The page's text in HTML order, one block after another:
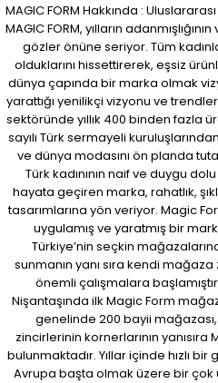
MAGIC FORM Hakkında :
MAGIC FORM, yılların
gözler önüne seriyor. Tüm
olduklarını hissettirerek, eşsiz
dünya çapında bir marka olmak
yarattığı yenilikçi vizyonu ve
sektöründe yıllık 400 binden fazla
sayılı Türk sermayeli
ve dünya modasını ön planda
Türk kadınının naif ve duygu
hayata geçiren marka, rahatlık,
tasarımlarına yön veriyor. Magic
uygulamış ve yaratmış bir
Türkiye’nin seçkin
sunmanın yanı sıra kendi
önemli çalışmalara
Nişantaşında ilk Magic Form
genelinde 200 bayii mağazası,
zincirlerinin kornerlarının
bulunmaktadır. Yıllar içinde hızlı
Avrupa başta olmak üzere bir çok